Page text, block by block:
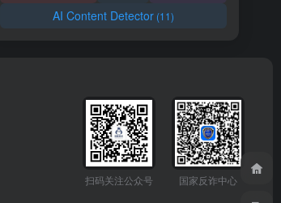
AI Content Detector (11)
扫码关注公众号 国家反诈中心